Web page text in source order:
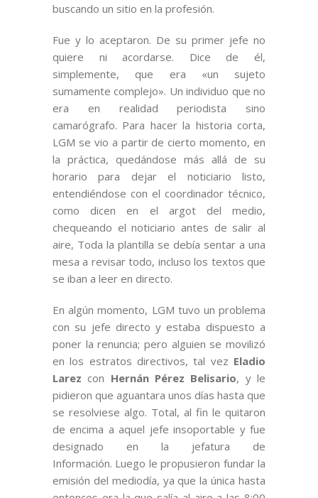
buscando un sitio en la profesión.
Fue y lo aceptaron. De su primer jefe no
quiere ni acordarse. Dice de él,
simplemente, que era «un sujeto
sumamente complejo». Un individuo que no
era en realidad periodista sino
camarógrafo. Para hacer la historia corta,
LGM se vio a partir de cierto momento, en
la práctica, quedándose más allá de su
horario para dejar el noticiario listo,
entendiéndose con el coordinador técnico,
como dicen en el argot del medio,
chequeando el noticiario antes de salir al
aire, Toda la plantilla se debía sentar a una
mesa a revisar todo, incluso los textos que
se iban a leer en directo.
En algún momento, LGM tuvo un problema
con su jefe directo y estaba dispuesto a
poner la renuncia; pero alguien se movilizó
en los estratos directivos, tal vez Eladio
Larez con Hernán Pérez Belisario, y le
pidieron que aguantara unos días hasta que
se resolviese algo. Total, al fin le quitaron
de encima a aquel jefe insoportable y fue
designado en la jefatura de
Información. Luego le propusieron fundar la
emisión del mediodía, ya que la única hasta